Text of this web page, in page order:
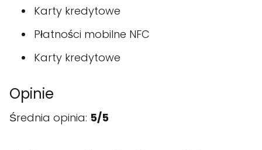
Karty kredytowe
Płatności mobilne NFC
Karty kredytowe
Opinie
Średnia opinia: 5/5